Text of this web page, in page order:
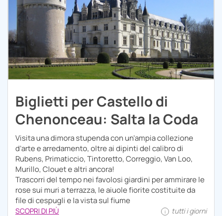
Biglietti per Castello di
Chenonceau: Salta la Coda
Visita una dimora stupenda con un’ampia collezione
d’arte e arredamento, oltre ai dipinti del calibro di
Rubens, Primaticcio, Tintoretto, Correggio, Van Loo,
Murillo, Clouet e altri ancora!
Trascorri del tempo nei favolosi giardini per ammirare le
rose sui muri a terrazza, le aiuole fiorite costituite da
file di cespugli e la vista sul fiume
SCOPRI DI PIÙ i tutti i giorni